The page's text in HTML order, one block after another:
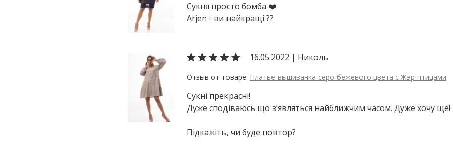
Сукня просто бомба ❤️
Arjen - ви найкращі ??
16.05.2022 | Николь
Платье-вышиванка серо-бежевого цвета с Жар-птицами
Сукні прекрасні!
Дуже сподіваюсь що з‘являться найближчим часом. Дуже хочу ще!
Підкажіть, чи буде повтор?